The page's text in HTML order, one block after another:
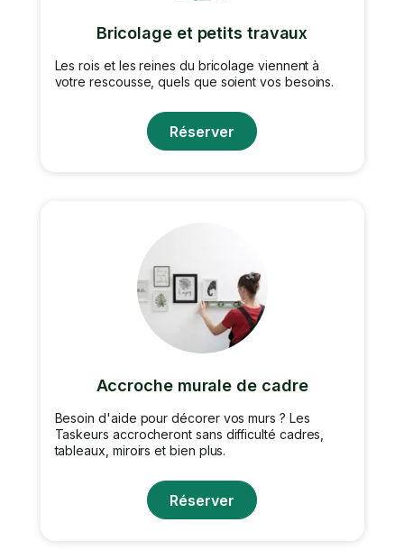
Bricolage et petits travaux
Les rois et les reines du bricolage viennent à
votre rescousse, quels que soient vos besoins.
Réserver
Accroche murale de cadre
Besoin d'aide pour décorer vos murs ? Les
Taskeurs accrocheront sans difficulté cadres,
tableaux, miroirs et bien plus.
Réserver